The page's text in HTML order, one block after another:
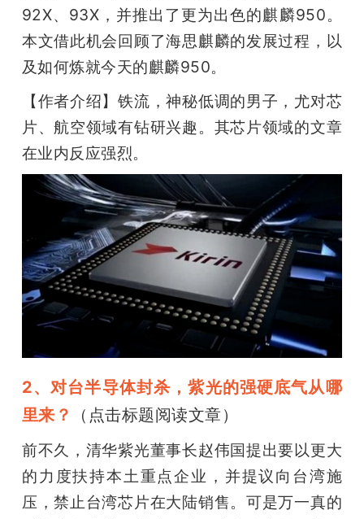
题
爱
搞
机
92X、93X，并推出了更为出色的麒麟950。
本文借此机会回顾了海思麒麟的发展过程，以
及如何炼就今天的麒麟950。
【作者介绍】铁流，神秘低调的男子，尤对芯
片、航空领域有钻研兴趣。其芯片领域的文章
在业内反应强烈。
2、对台半导体封杀，紫光的强硬底气从哪
里来？
（点击标题阅读文章）
前不久，清华紫光董事长赵伟国提出要以更大
的力度扶持本土重点企业，并提议向台湾施
压，禁止台湾芯片在大陆销售。可是万一真的